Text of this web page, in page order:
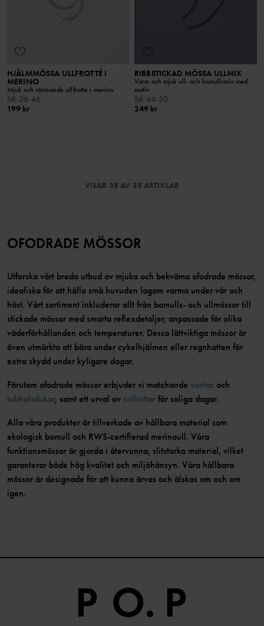
HJÄLMMÖSSA ULLFROTTÉ I
MERINO
Mjuk och värmande ullfrotté i merino
Stl: 36-46
199 kr
RIBBSTICKAD MÖSSA ULLMIX
Varm och mjuk ull- och bomullsmix med
motiv
Stl: 44-50
249 kr
VISAR 38 AV 38 ARTIKLAR
OFODRADE MÖSSOR
Utforska vårt breda utbud av mjuka och bekväma ofodrade mössor,
idealiska för att hålla små huvuden lagom varma under vår och
höst. Vårt sortiment inkluderar allt från bomulls- och ullmössor till
stickade mössor med smarta reflexdetaljer, anpassade för olika
väderförhållanden och temperaturer. Dessa lättviktiga mössor är
även utmärkta att bära under cykelhjälmen eller regnhatten för
extra skydd under kyligare dagar.
Förutom ofodrade mössor erbjuder vi matchande vantar och
tubhalsdukar, samt ett urval av solhattarför soliga dagar.
Alla våra produkter är tillverkade av hållbara material som
ekologisk bomull och RWS-certifierad merinoull. Våra
funktionsmössor är gjorda i återvunna, slitstarka material, vilket
garanterar både hög kvalitet och miljöhänsyn. Våra hållbara
mössor är designade för att kunna ärvas och älskas om och om
igen.